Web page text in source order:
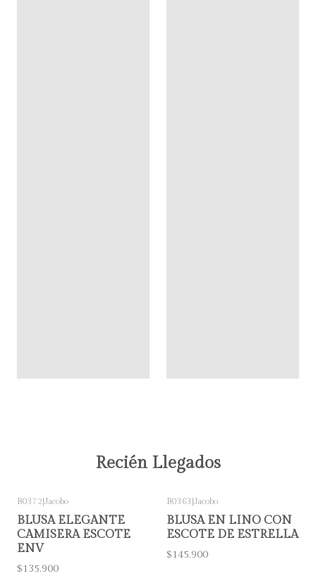
Recién Llegados
B0372 Jacobo
BLUSA ELEGANTE
CAMISERA ESCOTE
ENV
$135.900
B0363 Jacobo
BLUSA EN LINO CON
ESCOTE DE ESTRELLA
$145.900